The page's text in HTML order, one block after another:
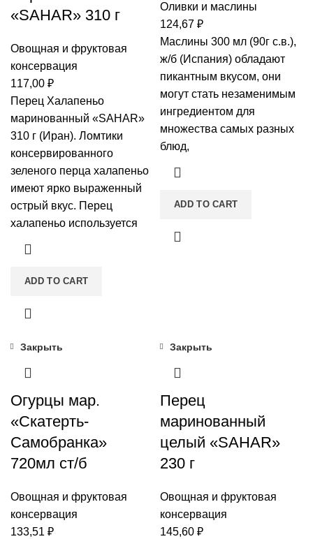
«SAHAR» 310 г
Овощная и фруктовая
консервация
117,00 ₽
Перец Халапеньо
маринованный «SAHAR»
310 г (Иран). Ломтики
консервированного
зеленого перца халапеньо
имеют ярко выраженный
острый вкус. Перец
халапеньо используется
ADD TO CART
Оливки и маслины
124,67 ₽
Маслины 300 мл (90г с.в.),
ж/б (Испания) обладают
пикантным вкусом, они
могут стать незаменимым
ингредиентом для
множества самых разных
блюд,
ADD TO CART
Закрыть
Огурцы мар.
«Скатерть-
Самобранка»
720мл ст/б
Овощная и фруктовая
консервация
133,51 ₽
Закрыть
Перец
маринованный
целый «SAHAR»
230 г
Овощная и фруктовая
консервация
145,60 ₽